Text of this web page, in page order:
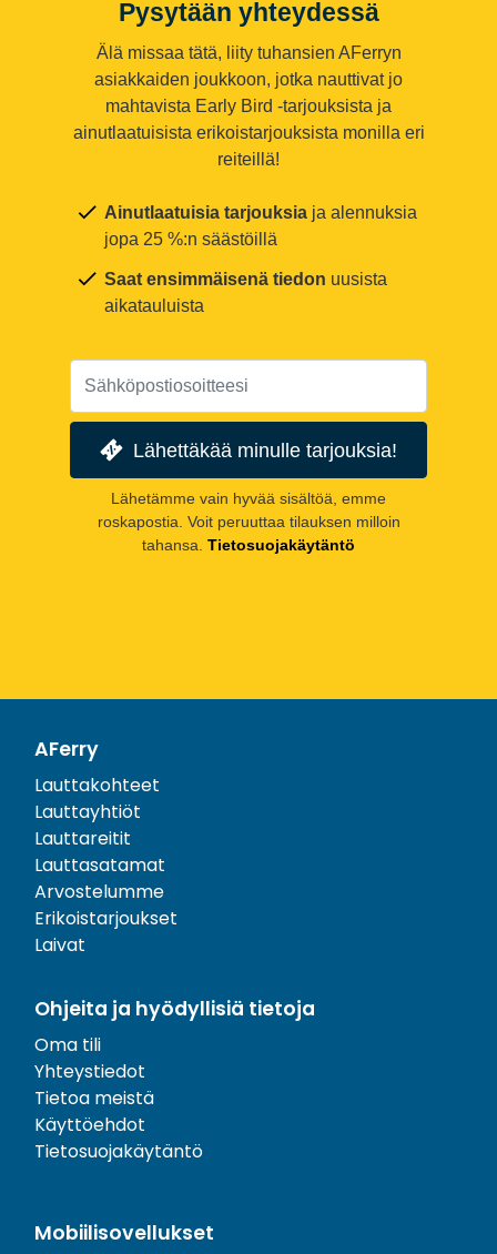
Pysytään yhteydessä
Älä missaa tätä, liity tuhansien AFerryn
asiakkaiden joukkoon, jotka nauttivat jo
mahtavista Early Bird -tarjouksista ja
ainutlaatuisista erikoistarjouksista monilla eri
reiteillä!
Ainutlaatuisia tarjouksia ja alennuksia
jopa 25 %:n säästöillä
Saat ensimmäisenä tiedon uusista
aikatauluista
Lähettäkää minulle tarjouksia!
Lähetämme vain hyvää sisältöä, emme
roskapostia. Voit peruuttaa tilauksen milloin
tahansa. Tietosuojakäytäntö
AFerry
Lauttakohteet
Lauttayhtiöt
Lauttareitit
Lauttasatamat
Arvostelumme
Erikoistarjoukset
Laivat
Ohjeita ja hyödyllisiä tietoja
Oma tili
Yhteystiedot
Tietoa meistä
Käyttöehdot
Tietosuojakäytäntö
Mobiilisovellukset